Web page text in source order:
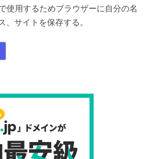
使用するためブラウザーに自分の名
、サイトを保存する。